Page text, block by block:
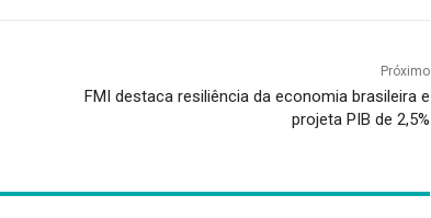
Próximo
FMI destaca resiliência da economia brasileira e
projeta PIB de 2,5%